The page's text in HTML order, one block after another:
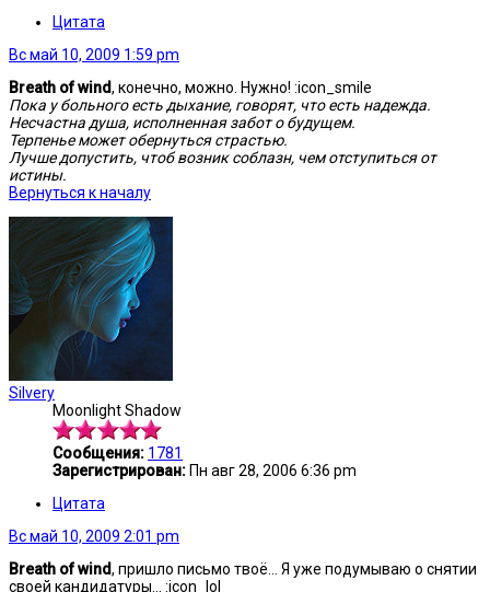
Цитата
Вс май 10, 2009 1:59 pm
Breath of wind, конечно, можно. Нужно! :icon_smile
Пока у больного есть дыхание, говорят, что есть надежда.
Несчастна душа, исполненная забот о будущем.
Терпенье может обернуться страстью.
Лучше допустить, чтоб возник соблазн, чем отступиться от
истины.
Вернуться к началу
Silvery
Moonlight Shadow
Сообщения: 1781
Зарегистрирован: Пн авг 28, 2006 6:36 pm
Цитата
Вс май 10, 2009 2:01 pm
Breath of wind, пришло письмо твоё... Я уже подумываю о снятии
своей кандидатуры... :icon_lol